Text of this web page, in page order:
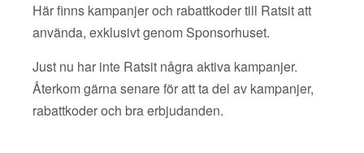
Här finns kampanjer och rabattkoder till Ratsit att
använda, exklusivt genom Sponsorhuset.
Just nu har inte Ratsit några aktiva kampanjer.
Återkom gärna senare för att ta del av kampanjer,
rabattkoder och bra erbjudanden.